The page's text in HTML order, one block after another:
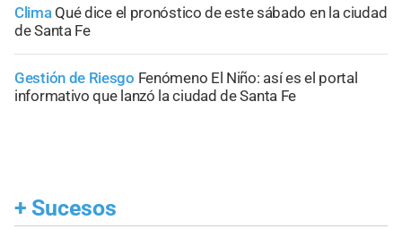
Clima Qué dice el pronóstico de este sábado en la ciudad
de Santa Fe
Gestión de Riesgo Fenómeno El Niño: así es el portal
informativo que lanzó la ciudad de Santa Fe
+ Sucesos